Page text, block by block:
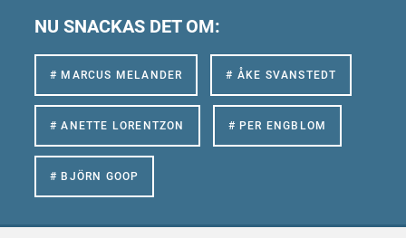
NU SNACKAS DET OM:
# MARCUS MELANDER # ÅKE SVANSTEDT
# ANETTE LORENTZON # PER ENGBLOM
# BJÖRN GOOP